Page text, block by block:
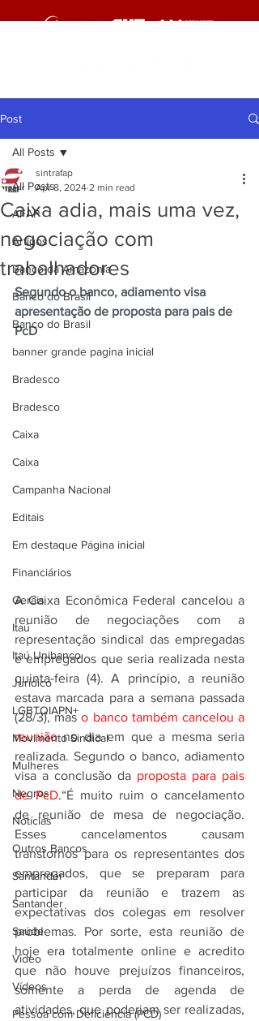
Post
All Posts
AFAP
Artigos
Banco da Amazônia
Banco do Brasil
Banco do Brasil
banner grande pagina inicial
Bradesco
Bradesco
Caixa
Caixa
Campanha Nacional
Editais
Em destaque Página inicial
Financiários
Gerais
Itaú
Itaú Unibanco
Jurídico
LGBTQIAPN+
Movimento Sindical
Mulheres
Negros
Notícias
Outros Bancos
Santander
Santander
Saúde
Vídeo
Vídeos
Pessoa com Deficiência (PCD)
All Posts
Caixa adia, mais uma vez,
negociação com
trabalhadores
sintrafap
Apr 8, 2024 2 min read
Segundo o banco, adiamento visa
apresentação de proposta para pais de
PcD
A Caixa Econômica Federal cancelou a
reunião de negociações com a
representação sindical das empregadas
e empregados que seria realizada nesta
quinta-feira (4). A princípio, a reunião
estava marcada para a semana passada
(28/3), mas o banco também cancelou a
reunião no dia em que a mesma seria
realizada. Segundo o banco, adiamento
visa a conclusão da proposta para pais
de PcD.“É muito ruim o cancelamento
de reunião de mesa de negociação.
Esses cancelamentos causam
transtornos para os representantes dos
empregados, que se preparam para
participar da reunião e trazem as
expectativas dos colegas em resolver
problemas. Por sorte, esta reunião de
hoje era totalmente online e acredito
que não houve prejuízos financeiros,
somente a perda de agenda de
atividades, que poderiam ser realizadas,